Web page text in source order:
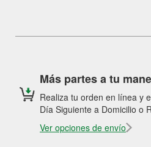
Más partes a tu
Realiza tu orden en línea y
Día Siguiente a Domicilio o
Ver opciones de envío